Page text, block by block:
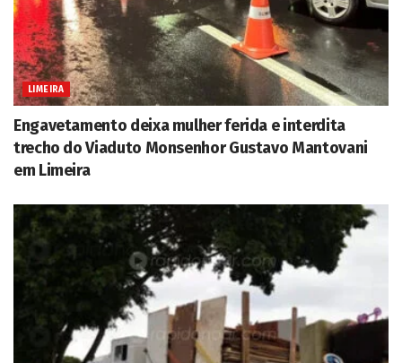
LIMEIRA
Engavetamento deixa mulher ferida e interdita
trecho do Viaduto Monsenhor Gustavo Mantovani
em Limeira